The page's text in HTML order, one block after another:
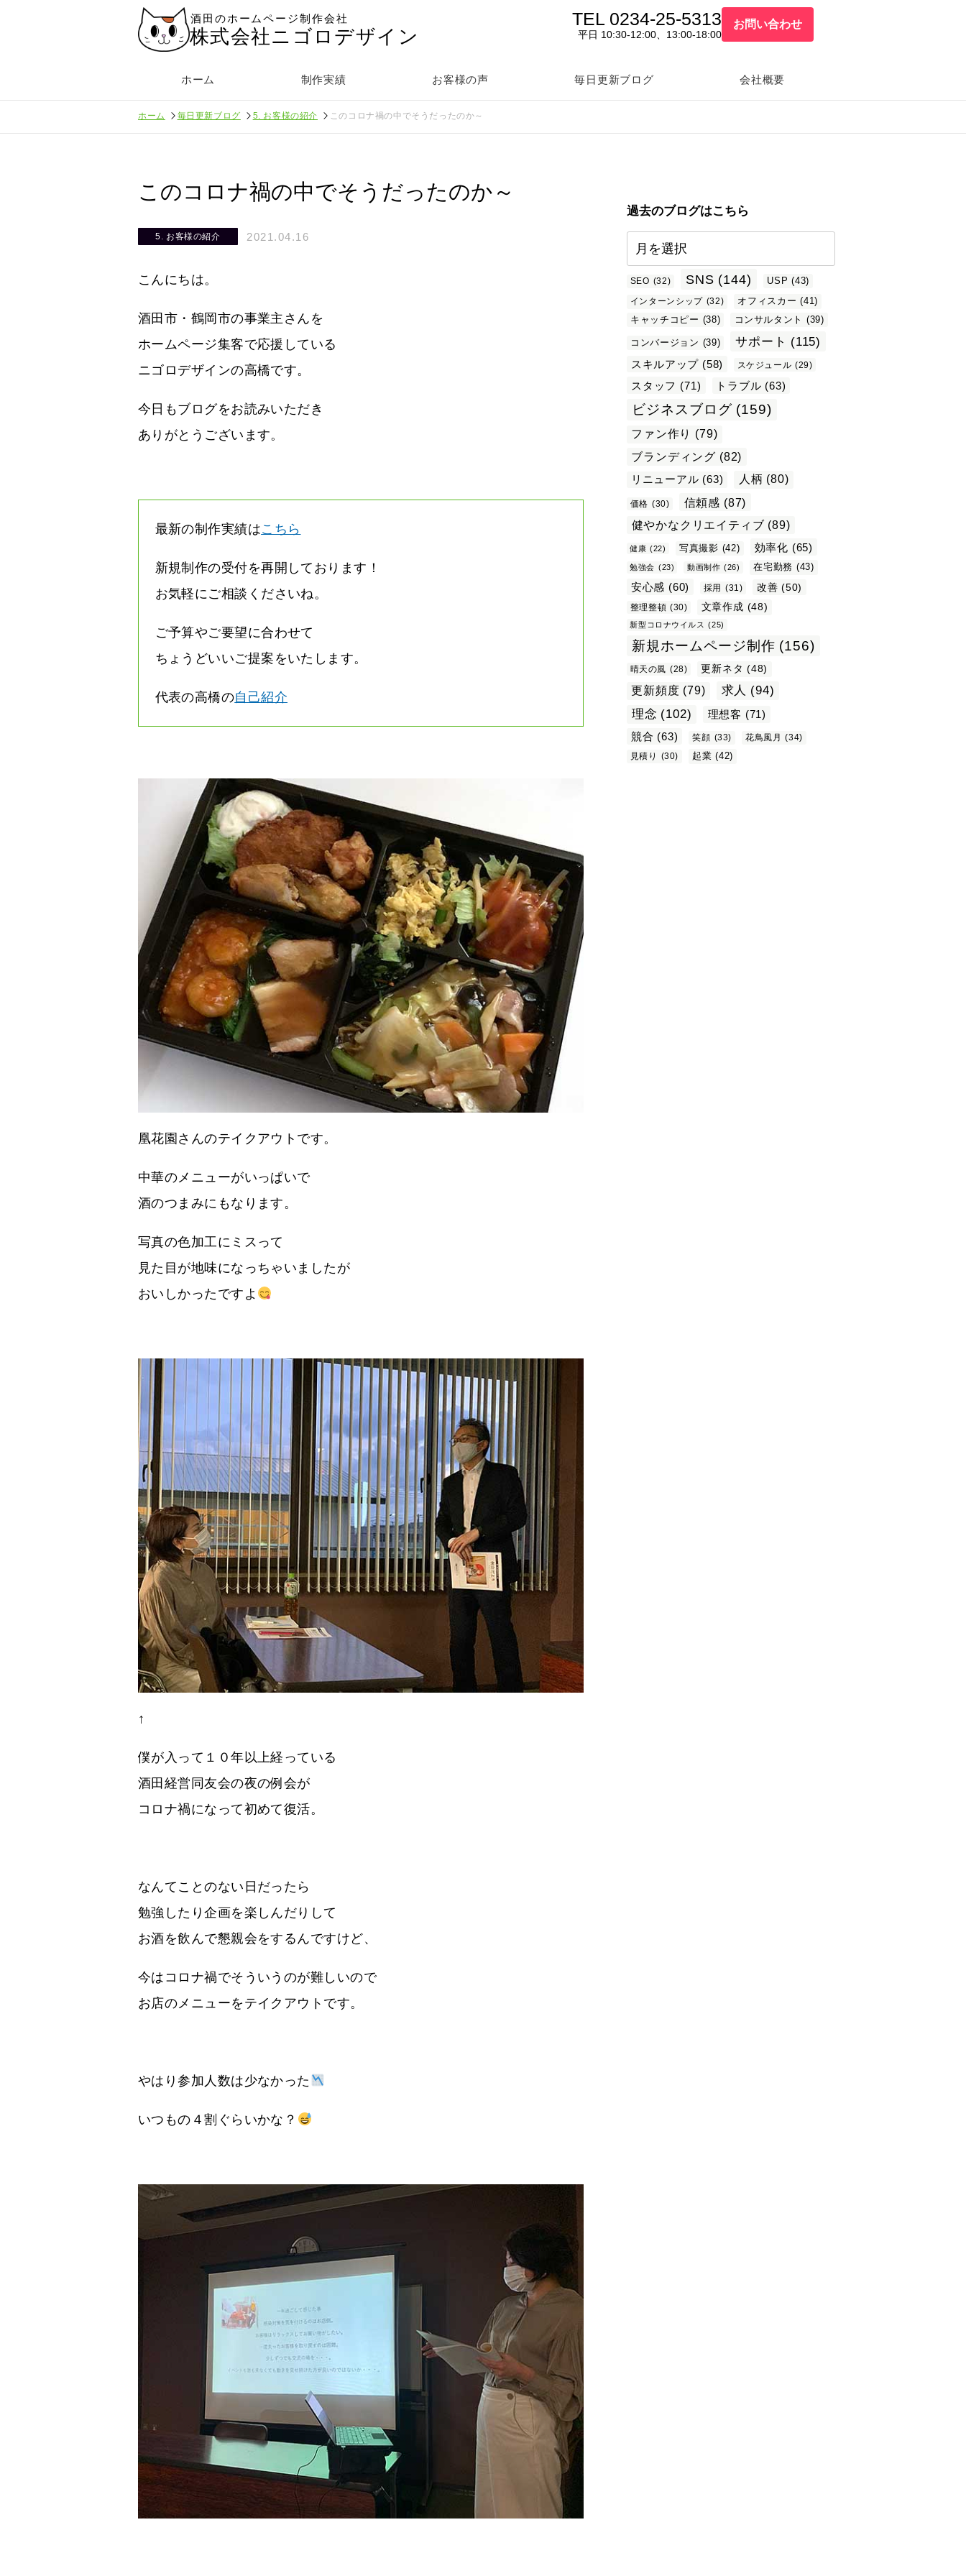
酒田のホームページ制作会社
株式会社ニゴロデザイン
TEL 0234-25-5313
平日 10:30-12:00、13:00-18:00
お問い合わせ
ホーム 制作実績 お客様の声 毎日更新ブログ 会社概要
ホーム 毎日更新ブログ 5. お客様の紹介 このコロナ禍の中でそうだったのか～
このコロナ禍の中でそうだったのか～
5. お客様の紹介 2021.04.16
こんにちは。
酒田市・鶴岡市の事業主さんを
ホームページ集客で応援している
ニゴロデザインの高橋です。
今日もブログをお読みいただき
ありがとうございます。
最新の制作実績はこちら
新規制作の受付を再開しております！
お気軽にご相談くださいね。
ご予算やご要望に合わせて
ちょうどいいご提案をいたします。
代表の高橋の自己紹介
凰花園さんのテイクアウトです。
中華のメニューがいっぱいで
酒のつまみにもなります。
写真の色加工にミスって
見た目が地味になっちゃいましたが
おいしかったですよ
↑
僕が入って１０年以上経っている
酒田経営同友会の夜の例会が
コロナ禍になって初めて復活。
なんてことのない日だったら
勉強したり企画を楽しんだりして
お酒を飲んで懇親会をするんですけど、
今はコロナ禍でそういうのが難しいので
お店のメニューをテイクアウトです。
やはり参加人数は少なかった
いつもの４割ぐらいかな？
過去のブログはこちら
SEO (32) SNS (144) USP (43)
インターンシップ (32) オフィスカー (41)
キャッチコピー (38) コンサルタント (39)
コンバージョン (39) サポート (115)
スキルアップ (58) スケジュール (29)
スタッフ (71) トラブル (63)
ビジネスブログ (159)
ファン作り
(79)
ブランディング (82)
リニューアル (63) 人柄 (80)
価格 (30) 信頼感 (87)
健やかなクリエイティブ (89)
健康 (22) 写真撮影 (42) 効率化 (65)
勉強会 (23) 動画制作 (26) 在宅勤務 (43)
安心感 (60) 採用 (31) 改善 (50)
整理整頓 (30) 文章作成 (48)
新型コロナウイルス (25)
新規ホームページ制作 (156)
晴天の風 (28) 更新ネタ (48)
更新頻度 (79) 求人 (94)
理念 (102) 理想客 (71)
競合 (63) 笑顔 (33) 花鳥風月 (34)
見積り
(30) 起業 (42)